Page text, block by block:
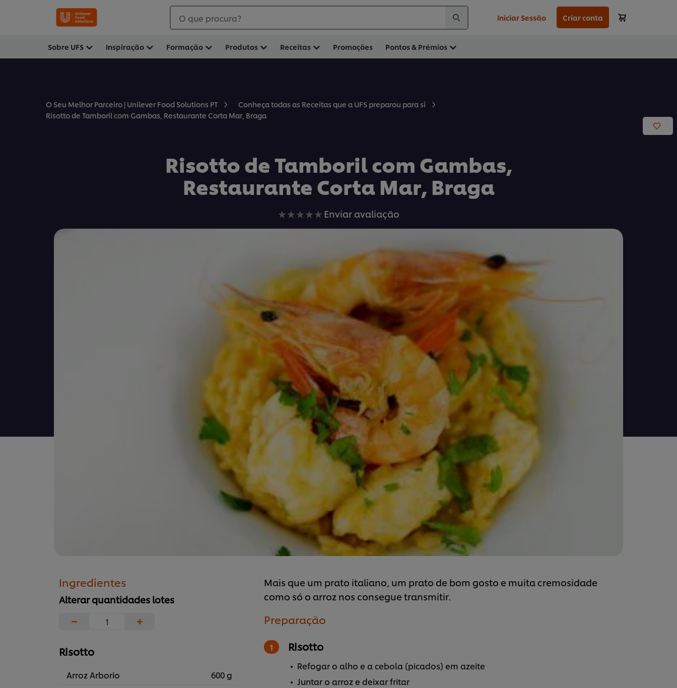
O que procura? Iniciar Sessão Criar conta
Sobre UFS Inspiração Formação Produtos Receitas Promoções Pontos & Prémios
O Seu Melhor Parceiro | Unilever Food Solutions PT
Conheça todas as Receitas que a UFS preparou para si
Risotto de Tamboril com Gambas, Restaurante Corta Mar, Braga
Risotto de Tamboril com Gambas,
Restaurante Corta Mar, Braga
Nenhuma
avaliação
para
este
recipe
Enviar avaliação
Ingredientes
Alterar quantidades lotes
− +
Risotto
Arroz Arborio
600 g
Mais que um prato italiano, um prato de bom gosto e muita cremosidade
como só o arroz nos consegue transmitir.
Preparação
Risotto
Refogar o alho e a cebola (picados) em azeite
Juntar o arroz e deixar fritar